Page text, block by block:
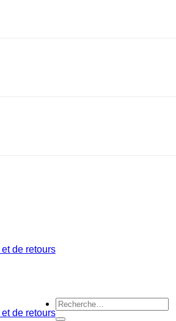
de retours
de retours
Recherche
pour :